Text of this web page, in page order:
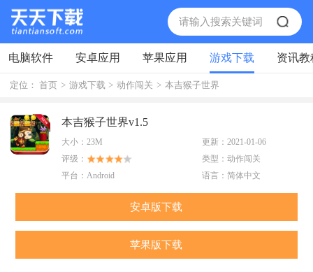
电脑软件 安卓应用 苹果应用 游戏下载 资讯教
定位： 首页 > 游戏下载 > 动作闯关 > 本吉猴子世界
本吉猴子世界v1.5
大小： 23M 更新： 2021-01-06
评级：
类型： 动作闯关
平台： Android 语言： 简体中文
安卓版下载
苹果版下载